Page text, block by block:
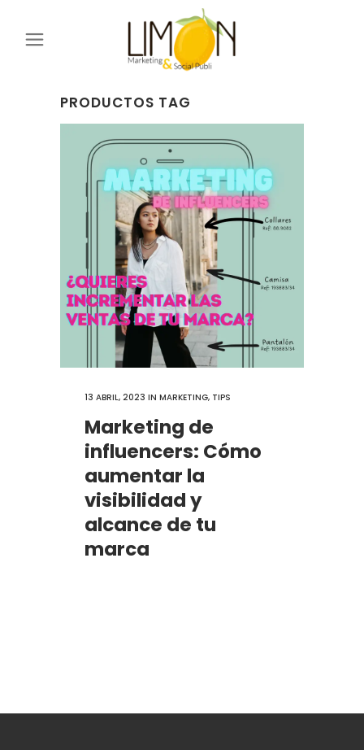
PRODUCTOS TAG
13 ABRIL, 2023 IN MARKETING, TIPS
Marketing de
influencers: Cómo
aumentar la
visibilidad y
alcance de tu
marca